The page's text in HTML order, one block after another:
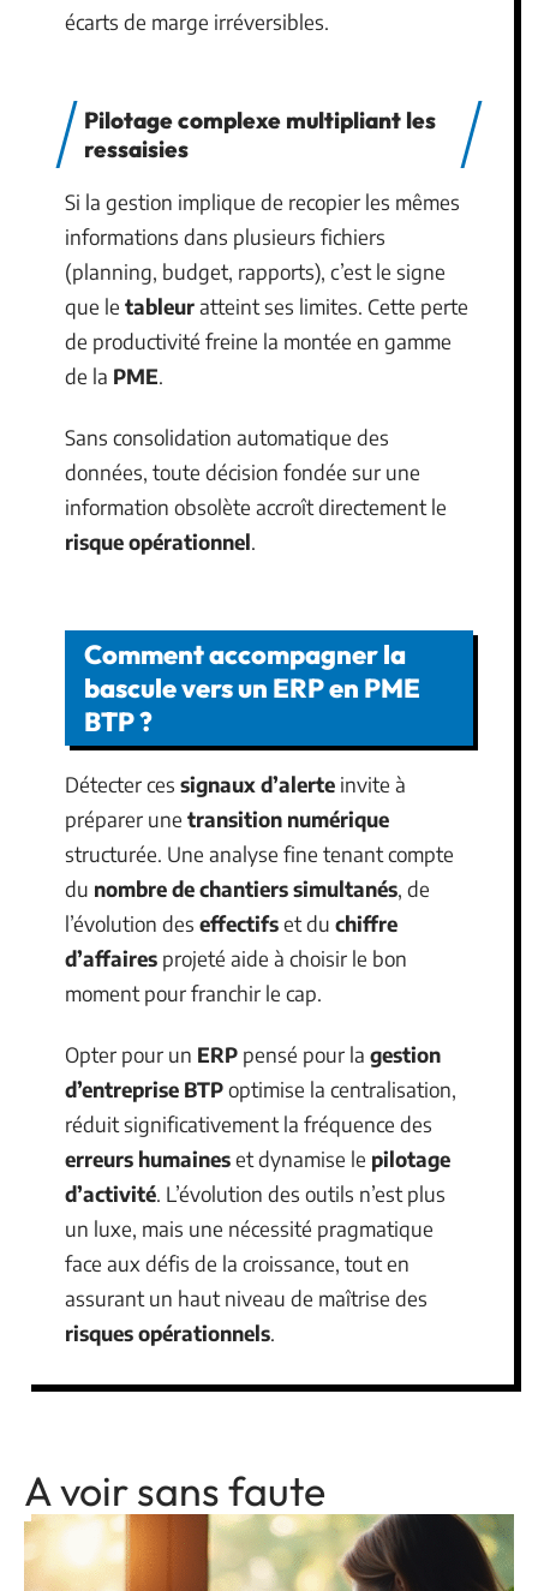
écarts de marge irréversibles.
Pilotage complexe multipliant les
ressaisies
Si la gestion implique de recopier les mêmes
informations dans plusieurs fichiers
(planning, budget, rapports), c’est le signe
que le tableuratteint ses limites. Cette perte
de productivité freine la montée en gamme
de la PME.
Sans consolidation automatique des
données, toute décision fondée sur une
information obsolète accroît directement le
risque opérationnel.
Comment accompagner la
bascule vers un ERP en PME
BTP ?
Détecter ces signaux d’alerte invite à
préparer une transition numérique
structurée. Une analyse fine tenant compte
du nombre de chantiers simultanés, de
l’évolution des effectifset du chiffre
d’affaires projeté aide à choisir le bon
moment pour franchir le cap.
Opter pour un ERP pensé pour la gestion
d’entreprise BTPoptimise la centralisation,
réduit significativement la fréquence des
erreurs humaineset dynamise le pilotage
d’activité. L’évolution des outils n’est plus
un luxe, mais une nécessité pragmatique
face aux défis de la croissance, tout en
assurant un haut niveau de maîtrise des
risques opérationnels.
A voir sans faute